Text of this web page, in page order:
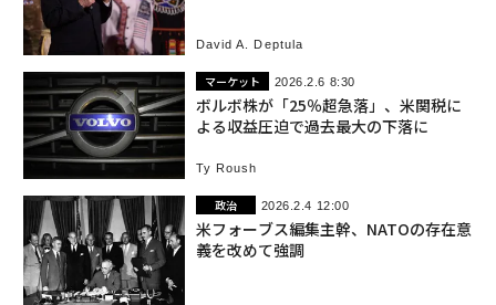
David A. Deptula
マーケット 2026.2.6 8:30
ボルボ株が「25％超急落」、米関税に
よる収益圧迫で過去最大の下落に
Ty Roush
政治 2026.2.4 12:00
米フォーブス編集主幹、NATOの存在意
義を改めて強調